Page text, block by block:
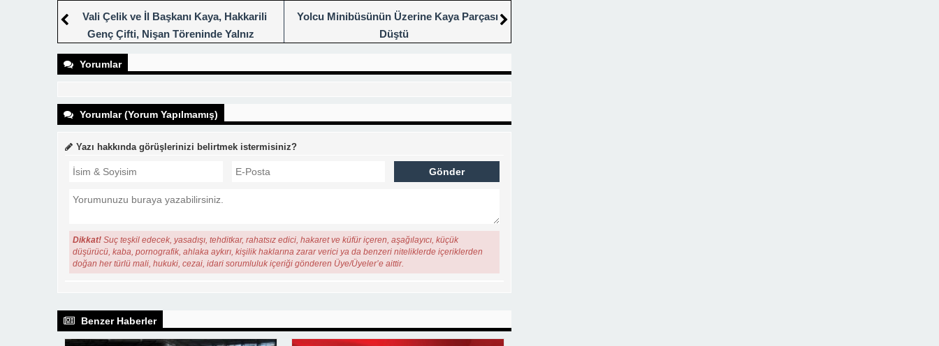
Yorumlar (Yorum Yapılmamış)
Yazı hakkında görüşlerinizi belirtmek istermisiniz?
haklarına zarar verici ya da benzeri niteliklerde içeriklerden doğan her türlü mali, hukuki, cezai, idari sorumluluk içeriği gönderen Üye/Üyeler’e aittir.
Benzer Haberler
Hakkari Zap Sporu Üzen İstifa! YKS sonuçları açıklandı!